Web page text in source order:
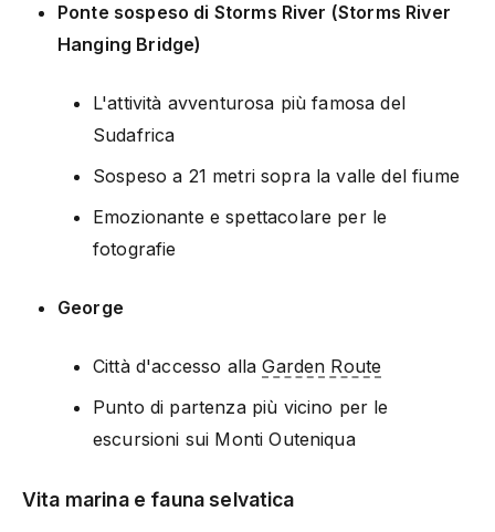
Ponte sospeso di Storms River (Storms River
Hanging Bridge)
L'attività avventurosa più famosa del
Sudafrica
Sospeso a 21 metri sopra la valle del fiume
Emozionante e spettacolare per le
fotografie
George
Città d'accesso allaGarden Route
Punto di partenza più vicino per le
escursioni sui Monti Outeniqua
Vita marina e fauna selvatica